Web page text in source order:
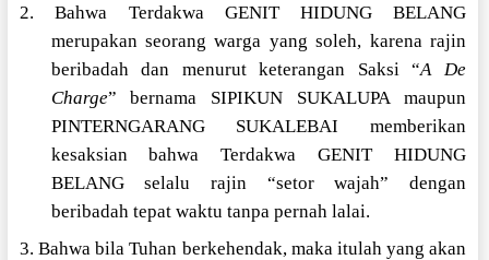
2. Bahwa Terdakwa GENIT HIDUNG BELANG
merupakan seorang warga yang soleh, karena rajin
beribadah dan menurut keterangan Saksi “A De
Charge” bernama SIPIKUN SUKALUPA maupun
PINTERNGARANG SUKALEBAI memberikan
kesaksian bahwa Terdakwa GENIT HIDUNG
BELANG selalu rajin “setor wajah” dengan
beribadah tepat waktu tanpa pernah lalai.
3. Bahwa bila Tuhan berkehendak, maka itulah yang akan